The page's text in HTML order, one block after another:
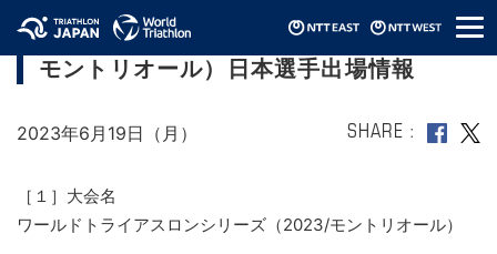
メ
ニ
ワールドトライアスロンシリーズ（2023/
モントリオール）日本選手出場情報
2023年6月19日（月） SHARE
［１］大会名
ワールドトライアスロンシリーズ（2023/モントリオール）